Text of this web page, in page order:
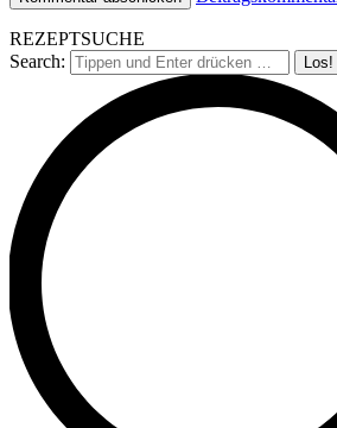
REZEPTSUCHE
Search: